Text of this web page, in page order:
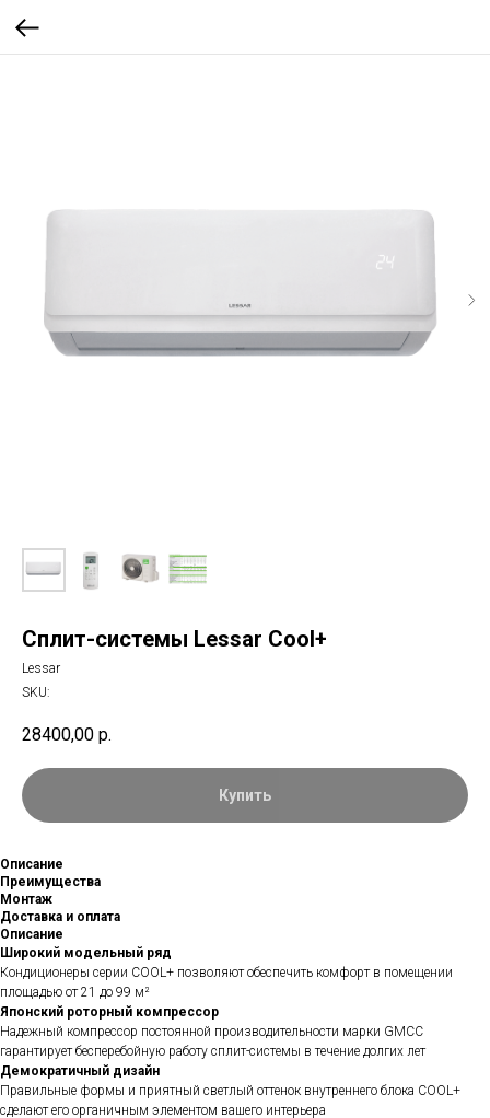
Сплит-системы Lessar Cool+
Lessar
SKU:
28400,00 р.
Купить
Описание
Преимущества
Монтаж
Доставка и оплата
Описание
Широкий модельный ряд
Кондиционеры серии COOL+ позволяют обеспечить комфорт в помещении
площадью от 21 до 99 м²
Японский роторный компрессор
Надежный компрессор постоянной производительности марки GMCC
гарантирует бесперебойную работу сплит-системы в течение долгих лет
Демократичный дизайн
Правильные формы и приятный светлый оттенок внутреннего блока COOL+
сделают его органичным элементом вашего интерьера